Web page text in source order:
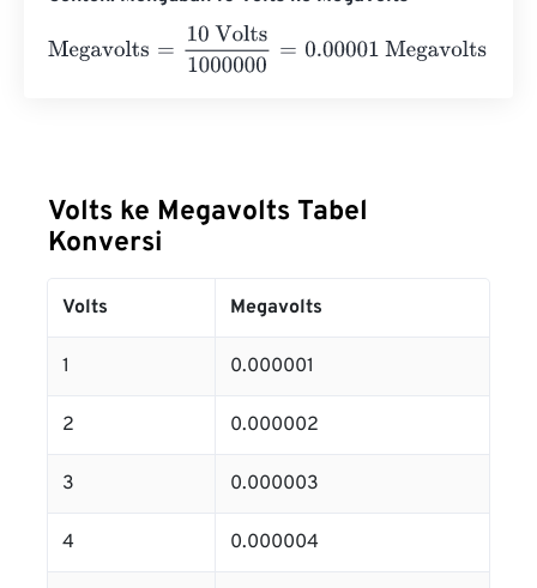
Megavolts
10 Volts 1000000 0.00001 Megavolts
Volts ke Megavolts Tabel
Konversi
Volts Megavolts
1 0.000001
2 0.000002
3 0.000003
4 0.000004